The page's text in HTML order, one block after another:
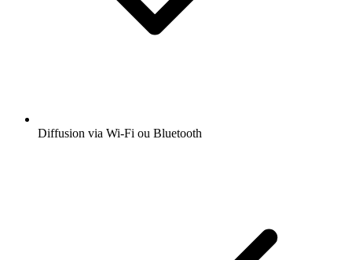
Diffusion via Wi-Fi ou Bluetooth